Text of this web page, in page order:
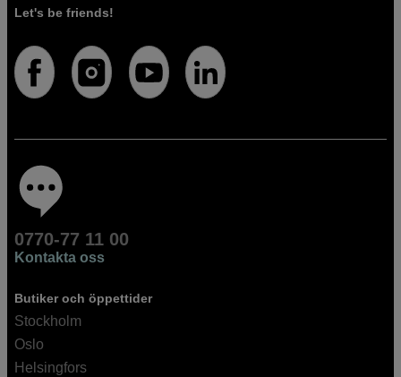
Let's be friends!
0770-77 11 00
Kontakta oss
Butiker och öppettider
Stockholm
Oslo
Helsingfors